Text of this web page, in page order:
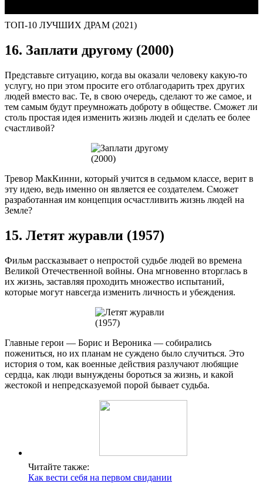
ТОП-10 ЛУЧШИХ ДРАМ (2021)
16. Заплати другому (2000)
Представьте ситуацию, когда вы оказали человеку какую-то
услугу, но при этом просите его отблагодарить трех других
людей вместо вас. Те, в свою очередь, сделают то же самое, и
тем самым будут преумножать доброту в обществе. Сможет ли
столь простая идея изменить жизнь людей и сделать ее более
счастливой?
Тревор МакКинни, который учится в седьмом классе, верит в
эту идею, ведь именно он является ее создателем. Сможет
разработанная им концепция осчастливить жизнь людей на
Земле?
15. Летят журавли (1957)
Фильм рассказывает о непростой судьбе людей во времена
Великой Отечественной войны. Она мгновенно вторглась в
их жизнь, заставляя проходить множество испытаний,
которые могут навсегда изменить личность и убеждения.
Главные герои — Борис и Вероника — собирались
пожениться, но их планам не суждено было случиться. Это
история о том, как военные действия разлучают любящие
сердца, как люди вынуждены бороться за жизнь, и какой
жестокой и непредсказуемой порой бывает судьба.
Читайте также:
Как вести себя на первом свидании